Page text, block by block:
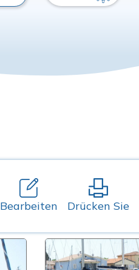
Bearbeiten Drücken Sie